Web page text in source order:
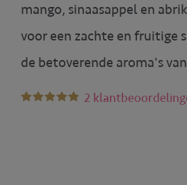
mango, sinaasappel en
voor een zachte en fruitige
de betoverende aroma's
2